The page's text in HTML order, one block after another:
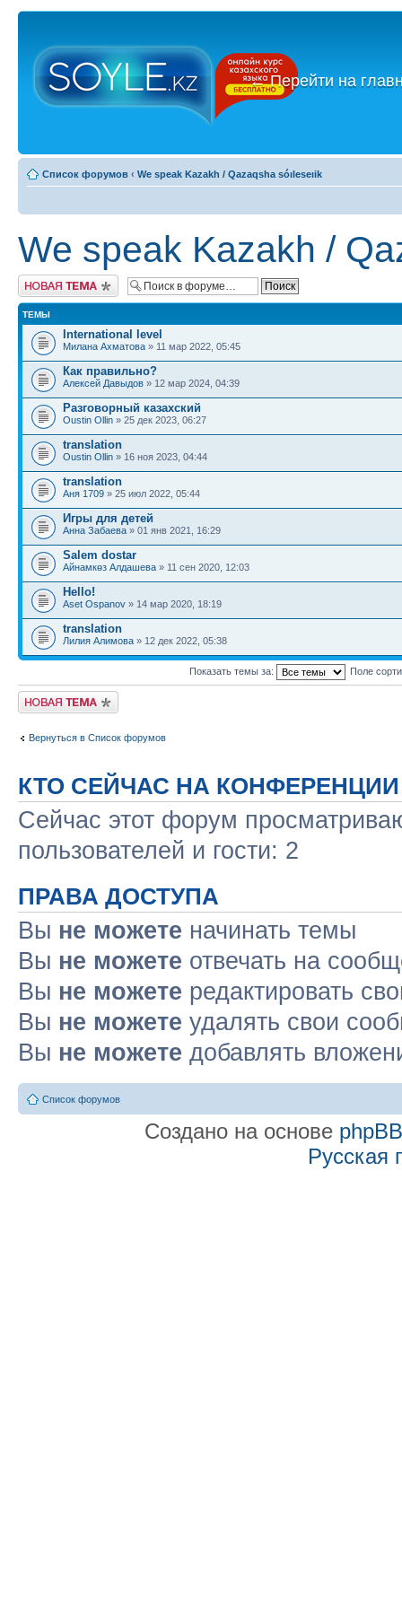
←Перейти на
Список форумов ‹ We speak Kazakh / Qazaqsha sóıleseıik
We speak Kazakh /
Новая тема
ТЕМЫ
International level
Милана Ахматова » 11 мар 2022, 05:45
Как правильно?
Алексей Давыдов » 12 мар 2024, 04:39
Разговорный казахский
Oustin Ollin » 25 дек 2023, 06:27
translation
Oustin Ollin » 16 ноя 2023, 04:44
translation
Аня 1709 » 25 июл 2022, 05:44
Игры для детей
Анна Забаева » 01 янв 2021, 16:29
Salem dostar
Айнамкөз Алдашева » 11 сен 2020, 12:03
Hello!
Aset Ospanov » 14 мар 2020, 18:19
translation
Лилия Алимова » 12 дек 2022, 05:38
Показать темы за: Поле
Новая тема
Вернуться в Список форумов
КТО СЕЙЧАС НА КОНФЕРЕНЦИИ
Сейчас этот форум
пользователей и гости: 2
ПРАВА ДОСТУПА
Вы не можете начинать темы
Вы не можете отвечать на
Вы не можете редактировать
Вы не можете удалять свои
Вы не можете добавлять
Список форумов
Создано на основе phpBB
Русская